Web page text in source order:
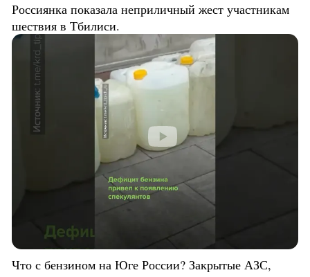
Россиянка показала неприличный жест участникам
шествия в Тбилиси.
Что с бензином на Юге России? Закрытые АЗС,